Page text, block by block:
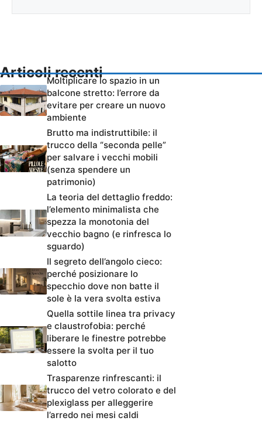
Articoli recenti
Moltiplicare lo spazio in un
balcone stretto: l’errore da
evitare per creare un nuovo
ambiente
Brutto ma indistruttibile: il
trucco della “seconda pelle”
per salvare i vecchi mobili
(senza spendere un
patrimonio)
La teoria del dettaglio freddo:
l’elemento minimalista che
spezza la monotonia del
vecchio bagno (e rinfresca lo
sguardo)
Il segreto dell’angolo cieco:
perché posizionare lo
specchio dove non batte il
sole è la vera svolta estiva
Quella sottile linea tra privacy
e claustrofobia: perché
liberare le finestre potrebbe
essere la svolta per il tuo
salotto
Trasparenze rinfrescanti: il
trucco del vetro colorato e del
plexiglass per alleggerire
l’arredo nei mesi caldi